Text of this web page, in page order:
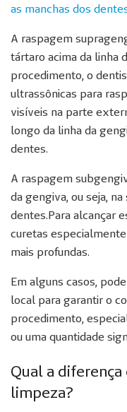
as manchas dos
A raspagem
tártaro acima da linha
procedimento, o
ultrassônicas para
visíveis na parte
longo da linha da
dentes.
A raspagem
da gengiva, ou seja,
dentes.Para alcançar
curetas
mais profundas.
Em alguns casos,
local para garantir o
procedimento,
ou uma quantidade
Qual a
limpeza?